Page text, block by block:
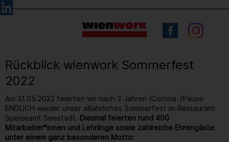
Barrierefreie
Bedienung
Sprachauswahl
Rückblick wienwork Sommerfest
2022
Am 31.05.2022 feierten wir nach 3 Jahren (Corona-)Pause
ENDLICH wieder unser alljährliches Sommerfest im Restaurant
Speiseamt Seestadt. Diesmal feierten rund 400
Mitarbeiter*innen und Lehrlinge sowie zahlreiche Ehrengäste
unter einem ganz besonderen Motto: